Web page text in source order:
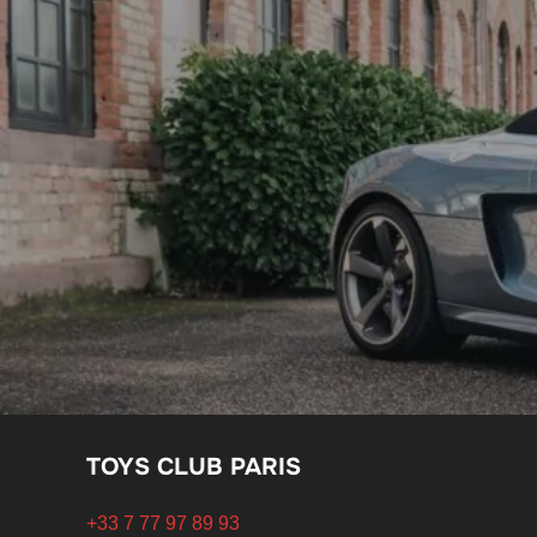
de
l’article
TOYS CLUB PARIS
+33 7 77 97 89 93